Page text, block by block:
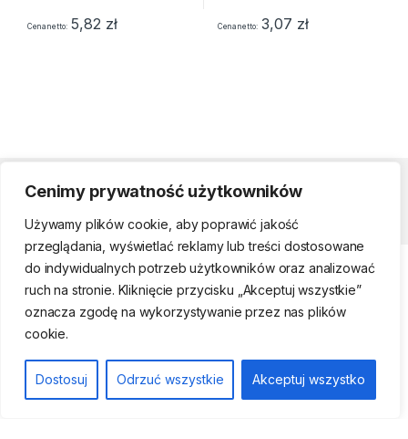
Cenimy prywatność użytkowników
Używamy plików cookie, aby poprawić jakość
przeglądania, wyświetlać reklamy lub treści dostosowane
do indywidualnych potrzeb użytkowników oraz analizować
ruch na stronie. Kliknięcie przycisku „Akceptuj wszystkie”
oznacza zgodę na wykorzystywanie przez nas plików
cookie.
Dostosuj Odrzuć wszystkie Akceptuj wszystko
Cena netto 5,82 zł Cena netto 3,07 zł
Strefa klienta
(22) 761-17-50, 509
474 442